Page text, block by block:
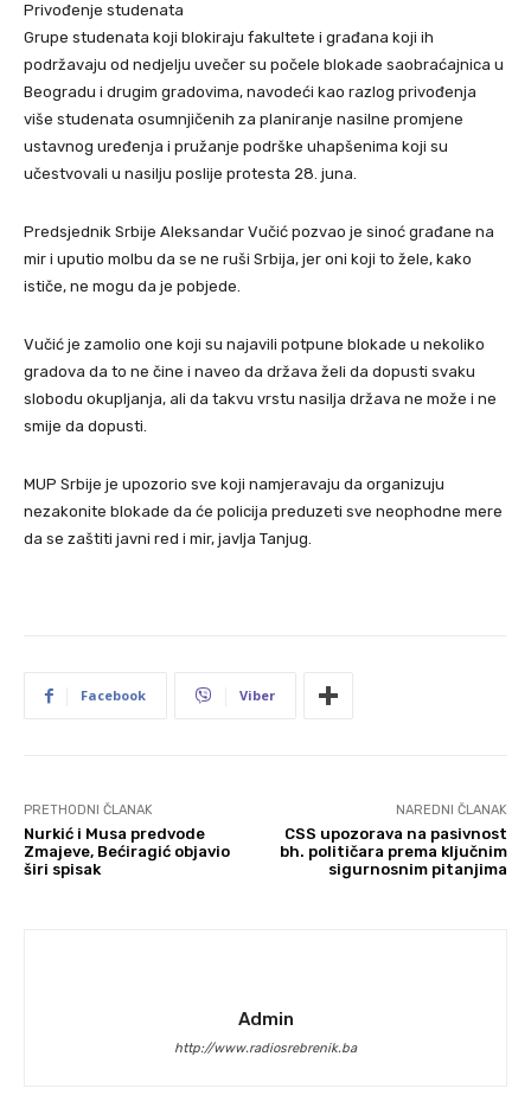
Privođenje studenata
Grupe studenata koji blokiraju fakultete i građana koji ih
podržavaju od nedjelju uvečer su počele blokade saobraćajnica u
Beogradu i drugim gradovima, navodeći kao razlog privođenja
više studenata osumnjičenih za planiranje nasilne promjene
ustavnog uređenja i pružanje podrške uhapšenima koji su
učestvovali u nasilju poslije protesta 28. juna.
Predsjednik Srbije Aleksandar Vučić pozvao je sinoć građane na
mir i uputio molbu da se ne ruši Srbija, jer oni koji to žele, kako
ističe, ne mogu da je pobjede.
Vučić je zamolio one koji su najavili potpune blokade u nekoliko
gradova da to ne čine i naveo da država želi da dopusti svaku
slobodu okupljanja, ali da takvu vrstu nasilja država ne može i ne
smije da dopusti.
MUP Srbije je upozorio sve koji namjeravaju da organizuju
nezakonite blokade da će policija preduzeti sve neophodne mere
da se zaštiti javni red i mir, javlja Tanjug.
Facebook Viber
PRETHODNI ČLANAK
Nurkić i Musa predvode
Zmajeve, Bećiragić objavio
širi spisak
NAREDNI ČLANAK
CSS upozorava na pasivnost
bh. političara prema ključnim
sigurnosnim pitanjima
Admin
http://www.radiosrebrenik.ba